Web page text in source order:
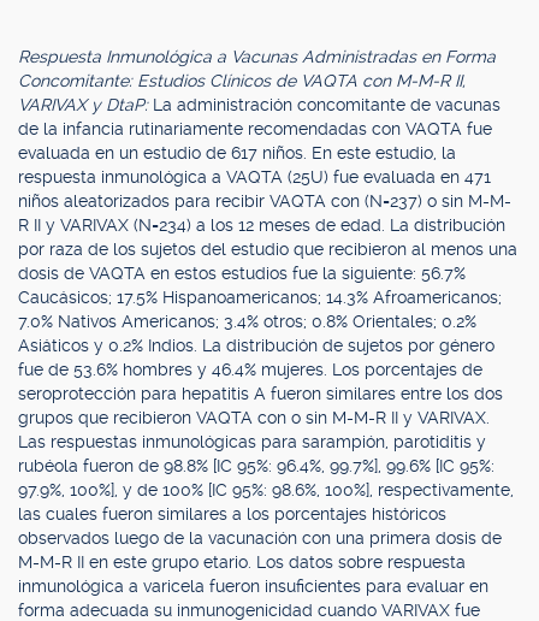
Respuesta Inmunológica a Vacunas Administradas en Forma
Concomitante: Estudios Clínicos de VAQTA con M-M-R II,
VARIVAX y DtaP: La administración concomitante de vacunas
de la infancia rutinariamente recomendadas con VAQTA fue
evaluada en un estudio de 617 niños. En este estudio, la
respuesta inmunológica a VAQTA (25U) fue evaluada en 471
niños aleatorizados para recibir VAQTA con (N=237) o sin M-M-
R II y VARIVAX (N=234) a los 12 meses de edad. La distribución
por raza de los sujetos del estudio que recibieron al menos una
dosis de VAQTA en estos estudios fue la siguiente: 56.7%
Caucásicos; 17.5% Hispanoamericanos; 14.3% Afroamericanos;
7.0% Nativos Americanos; 3.4% otros; 0.8% Orientales; 0.2%
Asiáticos y 0.2% Indios. La distribución de sujetos por género
fue de 53.6% hombres y 46.4% mujeres. Los porcentajes de
seroprotección para hepatitis A fueron similares entre los dos
grupos que recibieron VAQTA con o sin M-M-R II y VARIVAX.
Las respuestas inmunológicas para sarampión, parotiditis y
rubéola fueron de 98.8% [IC 95%: 96.4%, 99.7%], 99.6% [IC 95%:
97.9%, 100%], y de 100% [IC 95%: 98.6%, 100%], respectivamente,
las cuales fueron similares a los porcentajes históricos
observados luego de la vacunación con una primera dosis de
M-M-R II en este grupo etario. Los datos sobre respuesta
inmunológica a varicela fueron insuficientes para evaluar en
forma adecuada su inmunogenicidad cuando VARIVAX fue